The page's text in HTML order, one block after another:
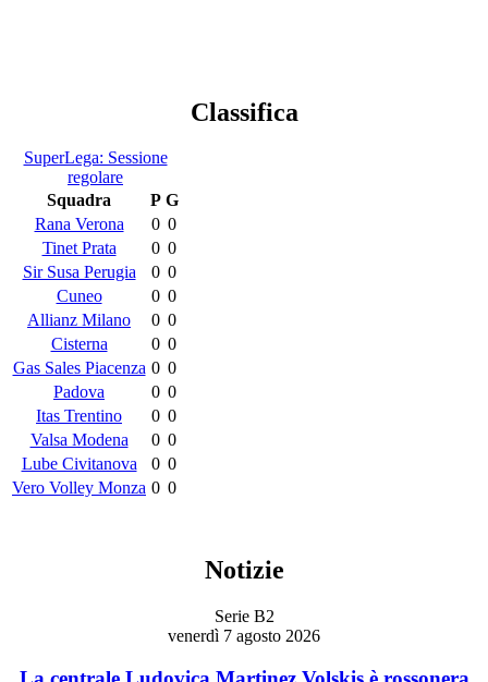
Classifica
SuperLega: Sessione
regolare
Squadra
P G
Rana Verona
0 0
Tinet Prata
0 0
Sir Susa Perugia
0 0
Cuneo
0 0
Allianz Milano
0 0
Cisterna
0 0
Gas Sales Piacenza 0 0
Padova
0 0
Itas Trentino
0 0
Valsa Modena
0 0
Lube Civitanova
0 0
Vero Volley Monza 0 0
Notizie
Serie B2
venerdì 7 agosto 2026